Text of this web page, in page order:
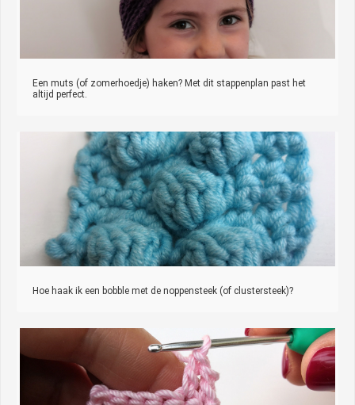
Een muts (of zomerhoedje) haken? Met dit stappenplan past het
altijd perfect.
Hoe haak ik een bobble met de noppensteek (of clustersteek)?